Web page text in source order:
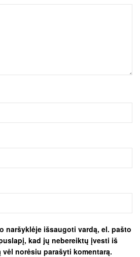
naršyklėje išsaugoti vardą, el. pašto
kad jų nebereiktų įvesti iš
norėsiu parašyti komentarą.